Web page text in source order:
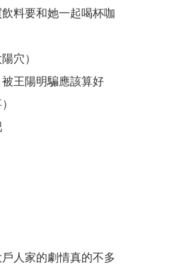
料要和她一起喝杯咖
穴）
王陽明騙應該算好
人家的劇情真的不多